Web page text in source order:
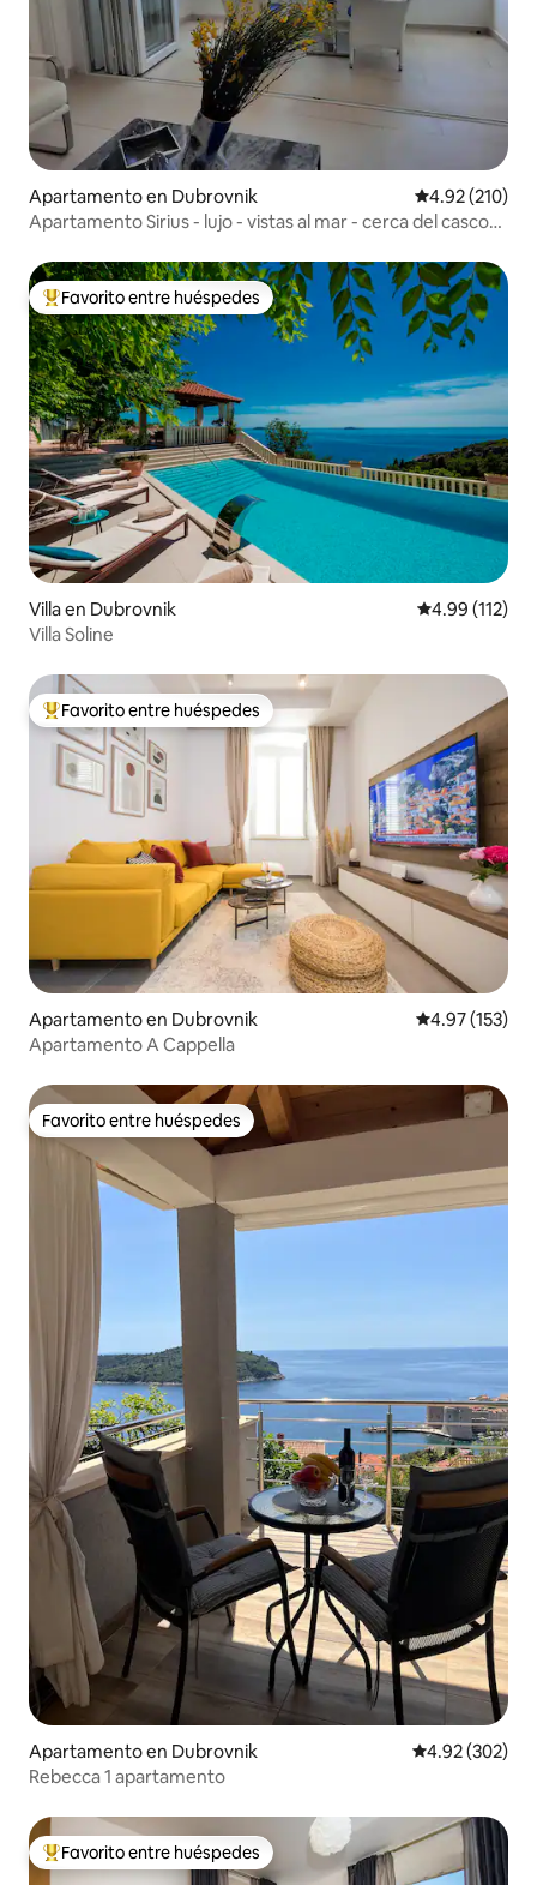
Apartamento en Dubrovnik Calificación
4.92 (210)
Apartamento Sirius - lujo - vistas al mar - cerca del casco
Favorito entre huéspedes preferido
Favorito entre huéspedes
Villa en Dubrovnik Calificación
4.99 (112)
Villa Soline
Favorito entre huéspedes preferido
Favorito entre huéspedes
Apartamento en Dubrovnik Calificación
4.97 (153)
Apartamento A Cappella
Favorito entre huéspedes
Favorito entre huéspedes
Apartamento en Dubrovnik Calificación
4.92 (302)
Rebecca 1 apartamento
Favorito entre huéspedes preferido
Favorito entre huéspedes